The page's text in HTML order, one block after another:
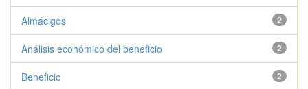
2
Almácigos
2
Análisis económico del beneficio
2
Beneficio